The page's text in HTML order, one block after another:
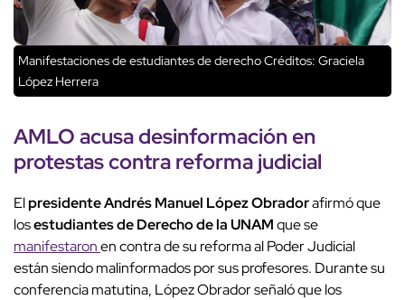
Manifestaciones de estudiantes de derechoCréditos: Graciela
López Herrera
AMLO acusa desinformación en
protestas contra reforma judicial
Elpresidente Andrés Manuel López Obradorafirmó que
losestudiantes de Derecho de la UNAMque se
manifestaronen contra de su reforma al Poder Judicial
están siendo malinformados por sus profesores. Durante su
conferencia matutina, López Obrador señaló que los